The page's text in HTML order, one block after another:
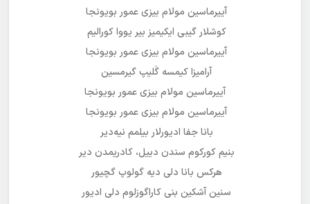
آییرماسین مولام بیزی عمور بویونجا
کوشلار گیبی ایکیمیز بیر یووا کورالیم
آییرماسین مولام بیزی عمور بویونجا
آرامیزا کیمسه گَلیپ گیرمسین
آییرماسین مولام بیزی عمور بویونجا
آییرماسین مولام بیزی عمور بویونجا
بانا جفا ادیورلار بیلمم نیه‌دیر
بنیم کورکوم سندن دییل، کادریمدن دیر
هرکس بانا دلی دیه گولوپ گچیور
سنین آشکین بنی کاراگوزلوم دلی ادیور